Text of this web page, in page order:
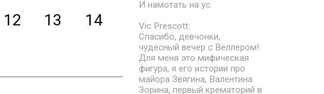
12 13
14
И намотать на ус.
Vic Prescott:
Спасибо, девчонки,
чудесный вечер с Веллером!
Для меня это мифическая
фигура, я его истории про
майора Звягина, Валентина
Зорина, первый крематорий в